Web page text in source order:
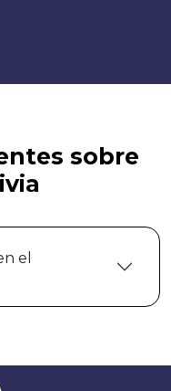
sobre
el